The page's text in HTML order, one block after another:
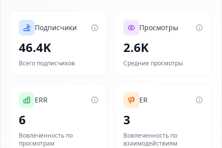
Подписчики
46.4K
Всего подписчиков
Просмотры
2.6K
Средние просмотры
ERR
6
Вовлеченность по
просмотрам
ER
3
Вовлеченность по
взаимодействиям